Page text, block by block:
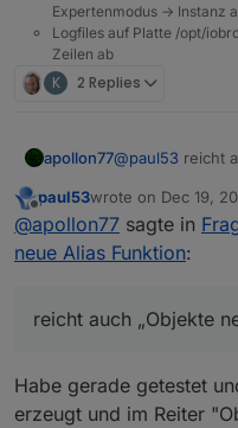
Expertenmodus -> Instanz
Logfiles auf Platte /opt/
Zeilen ab
K 2 Replies
apollon77@paul53 reicht
Offline
paul53wrote on Dec 19,
last edited by
@apollon77 sagte in
neue Alias Funktion:
reicht auch „Objekte
Habe gerade getestet
erzeugt und im Reiter